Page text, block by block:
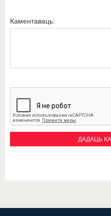
Каментаваць: